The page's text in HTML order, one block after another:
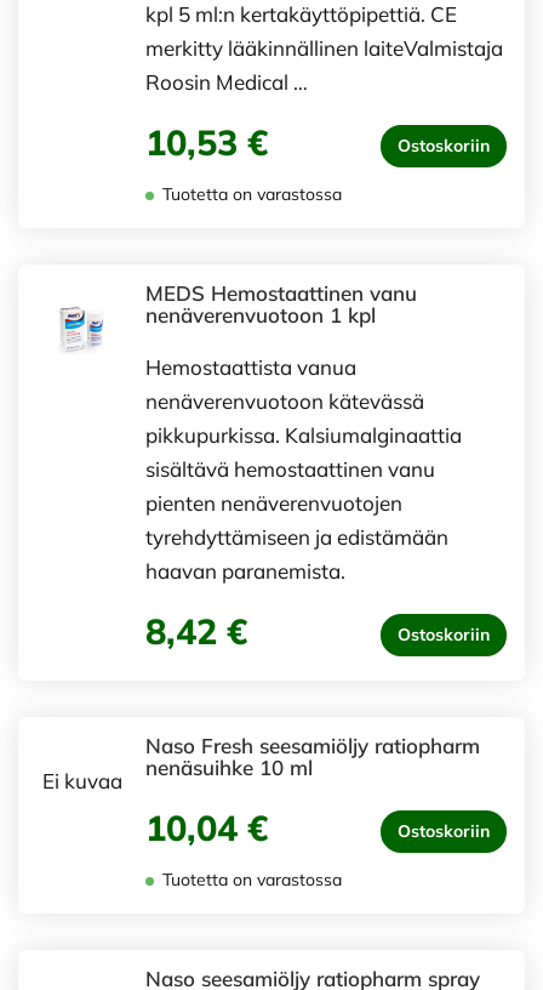
kpl 5 ml:n kertakäyttöpipettiä. CE
merkitty lääkinnällinen laiteValmistaja
Roosin Medical …
10,53 € Ostoskoriin
Tuotetta on varastossa
MEDS Hemostaattinen vanu
nenäverenvuotoon 1 kpl
Hemostaattista vanua
nenäverenvuotoon kätevässä
pikkupurkissa. Kalsiumalginaattia
sisältävä hemostaattinen vanu
pienten nenäverenvuotojen
tyrehdyttämiseen ja edistämään
haavan paranemista.
8,42 € Ostoskoriin
Ei kuvaa
Naso Fresh seesamiöljy ratiopharm
nenäsuihke 10 ml
10,04 € Ostoskoriin
Tuotetta on varastossa
Naso seesamiöljy ratiopharm spray